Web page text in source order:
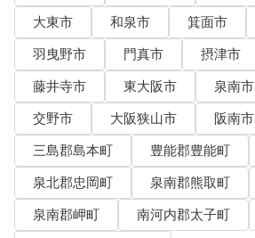
大東市
和泉市 箕面市
羽曳野市
門真市 摂津市
藤井寺市
東大阪市 泉南市
交野市
大阪狭山市
阪南市
三島郡島本町
豊能郡豊能町
泉北郡忠岡町
泉南郡熊取町
泉南郡岬町
南河内郡太子町